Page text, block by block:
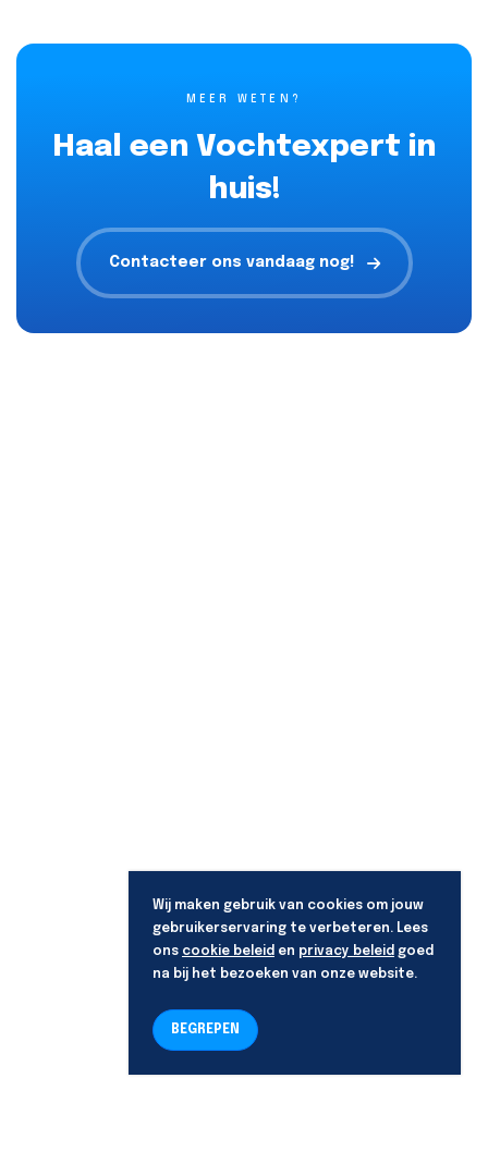
MEER WETEN?
Haal een Vochtexpert in
huis!
Contacteer ons vandaag nog!
Wij maken gebruik van cookies om jouw
gebruikerservaring te verbeteren. Lees
ons cookie beleid en privacy beleid goed
na bij het bezoeken van onze website.
BEGREPEN